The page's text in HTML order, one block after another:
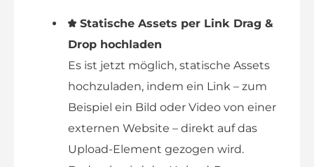
Statische Assets per Link Drag &
Drop hochladen
Es ist jetzt möglich, statische Assets
hochzuladen, indem ein Link – zum
Beispiel ein Bild oder Video von einer
externen Website – direkt auf das
Upload-Element gezogen wird.